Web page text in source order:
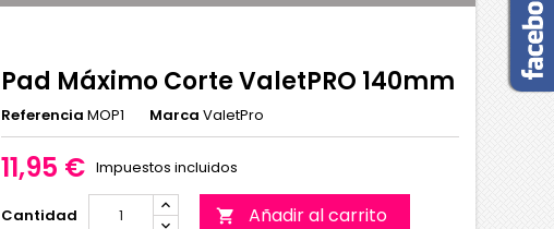
Pad Máximo Corte ValetPRO 140mm
Referencia MOP1 Marca ValetPro
11,95 € Impuestos incluidos
Cantidad  Añadir al carrito